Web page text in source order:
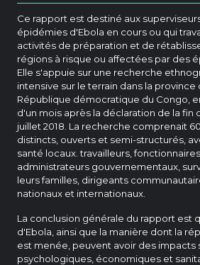
Ce rapport est destiné aux
épidémies d'Ebola en cours ou qui
activités de préparation et de
régions à risque ou affectées par des
Elle s'appuie sur une recherche
intensive sur le terrain dans la province
République démocratique du Congo,
d'un mois après la déclaration de la fin
juillet 2018. La recherche comprenait
distincts, ouverts et semi-structurés,
santé locaux. travailleurs,
administrateurs gouvernementaux,
leurs familles, dirigeants
nationaux et internationaux.
La conclusion générale du rapport est
d'Ebola, ainsi que la manière dont la
est menée, peuvent avoir des impacts
psychologiques, économiques et